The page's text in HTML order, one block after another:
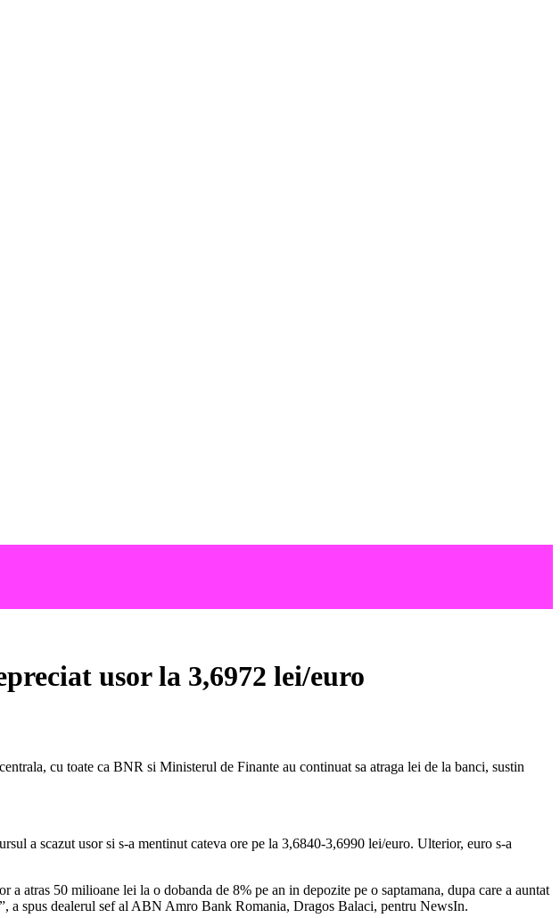
usor la 3,6972 lei/euro
cu toate ca BNR si Ministerul de Finante au continuat sa atraga lei de la banci, sustin
a scazut usor si s-a mentinut cateva ore pe la 3,6840-3,6990 lei/euro. Ulterior, euro s-a
atras 50 milioane lei la o dobanda de 8% pe an in depozite pe o saptamana, dupa care a auntat
a spus dealerul sef al ABN Amro Bank Romania, Dragos Balaci, pentru NewsIn.